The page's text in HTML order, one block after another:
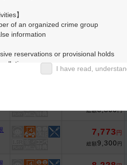
アイコンの説明
7,319円
総額8,800円
7,773 円
総額 9,300 円
】
of an organized crime group
information
reservations or provisional holds
and regulations
to others during play (e.g.,
I have read,